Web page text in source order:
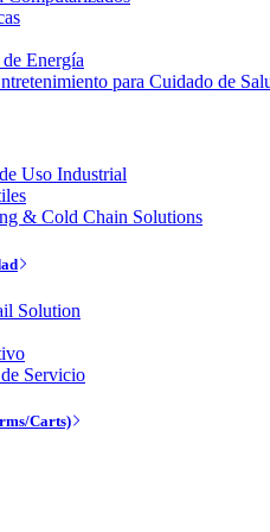
Energía
para Cuidado de
Uso Industrial
& Cold Chain Solutions
Solution
Servicio
Carts)